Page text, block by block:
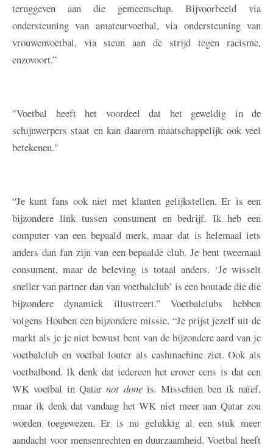
teruggeven aan die gemeenschap. Bijvoorbeeld via
ondersteuning van amateurvoetbal, via ondersteuning van
vrouwenvoetbal, via steun aan de strijd tegen racisme,
enzovoort.”
"Voetbal heeft het voordeel dat het geweldig in de
schijnwerpers staat en kan daarom maatschappelijk ook veel
betekenen."
“Je kunt fans ook niet met klanten gelijkstellen. Er is een
bijzondere link tussen consument en bedrijf. Ik heb een
computer van een bepaald merk, maar dat is helemaal iets
anders dan fan zijn van een bepaalde club. Je bent tweemaal
consument, maar de beleving is totaal anders. ‘Je wisselt
sneller van partner dan van voetbalclub’ is een boutade die die
bijzondere dynamiek illustreert.” Voetbalclubs hebben
volgens Houben een bijzondere missie. “Je prijst jezelf uit de
markt als je je niet bewust bent van de bijzondere aard van je
voetbalclub en voetbal louter als cashmachine ziet. Ook als
voetbalbond. Ik denk dat iedereen het erover eens is dat een
WK voetbal in Qatarnot done is. Misschien ben ik naïef,
maar ik denk dat vandaag het WK niet meer aan Qatar zou
worden toegewezen. Er is nu gelukkig al een stuk meer
aandacht voor mensenrechten en duurzaamheid. Voetbal heeft